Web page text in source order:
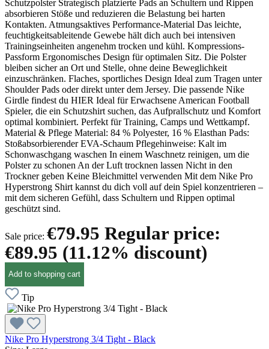
Schutzpolster Strategisch platzierte Pads an Schultern und Rippen
absorbieren Stöße und reduzieren die Belastung bei harten
Kontakten. Atmungsaktives Performance-Material Das leichte,
feuchtigkeitsableitende Gewebe hält dich auch bei intensiven
Trainingseinheiten angenehm trocken und kühl. Kompressions-
Passform Ergonomisches Design für optimalen Sitz. Die Polster
bleiben sicher an Ort und Stelle, ohne deine Beweglichkeit
einzuschränken. Flaches, sportliches Design Ideal zum Tragen unter
Shoulder Pads oder direkt unter dem Jersey. Die passende Nike
Girdle findest du HIER Ideal für Erwachsene American Football
Spieler, die ein Schutzshirt suchen, das Aufprallschutz und Komfort
optimal kombiniert. Perfekt für Training, Camps und Wettkampf.
Material & Pflege Material: 84 % Polyester, 16 % Elasthan Pads:
Stoßabsorbierender EVA-Schaum Pflegehinweise: Kalt im
Schonwaschgang waschen In einem Waschnetz reinigen, um die
Polster zu schonen An der Luft trocknen lassen Nicht in den
Trockner geben Keine Bleichmittel verwenden Mit dem Nike Pro
Hyperstrong Shirt kannst du dich voll auf dein Spiel konzentrieren –
mit dem sicheren Gefühl, dass Schultern und Rippen optimal
geschützt sind.
Sale price: €79.95 Regular price:
€89.95 (11.12% discount)
Add to shopping cart
Tip
Nike Pro Hyperstrong 3/4 Tight - Black